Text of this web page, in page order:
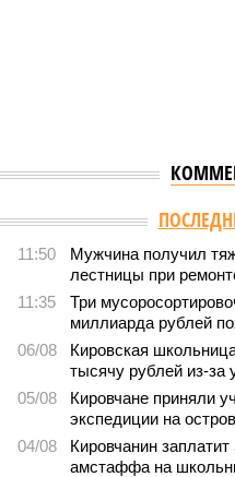
11:50
Мужчина получил
лестницы при
11:35
Три
миллиарда рублей
06/08
Кировская
тысячу рублей из-за
05/08
Кировчане приняли
экспедиции на
04/08
Кировчанин
амстаффа на